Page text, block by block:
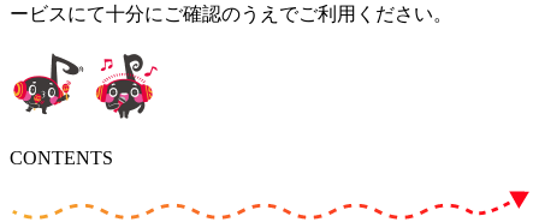
ービスにて十分にご確認のうえでご利用ください。
CONTENTS